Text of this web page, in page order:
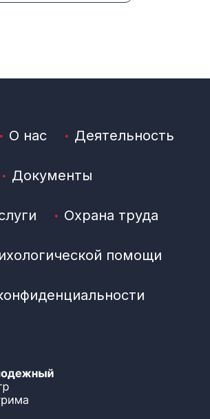
О нас Деятельность
Документы
Охрана труда
помощи